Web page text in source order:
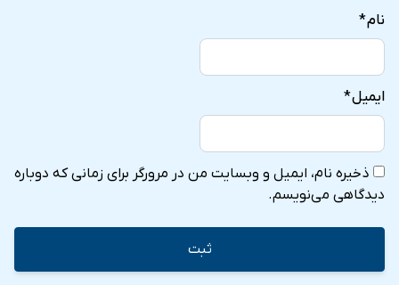
نام*
ایمیل*
ذخیره نام، ایمیل و وبسایت من در مرورگر برای زمانی که دوباره
دیدگاهی می‌نویسم.